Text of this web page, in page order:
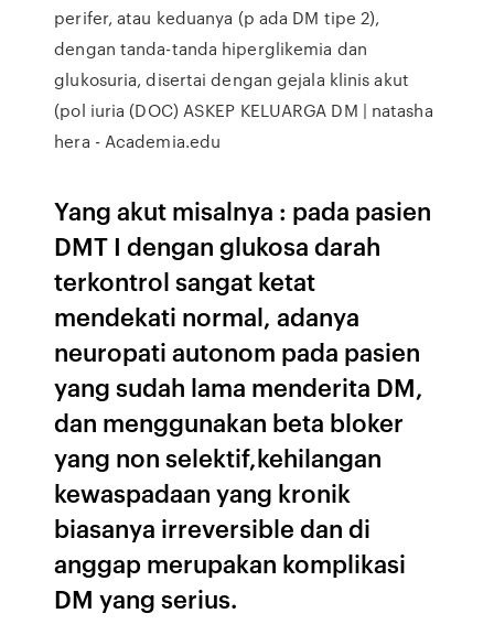
perifer, atau keduanya (p ada DM tipe 2),
dengan tanda-tanda hiperglikemia dan
glukosuria, disertai dengan gejala klinis akut
(pol iuria (DOC) ASKEP KELUARGA DM | natasha
hera - Academia.edu
Yang akut misalnya : pada pasien
DMT I dengan glukosa darah
terkontrol sangat ketat
mendekati normal, adanya
neuropati autonom pada pasien
yang sudah lama menderita DM,
dan menggunakan beta bloker
yang non selektif,kehilangan
kewaspadaan yang kronik
biasanya irreversible dan di
anggap merupakan komplikasi
DM yang serius.